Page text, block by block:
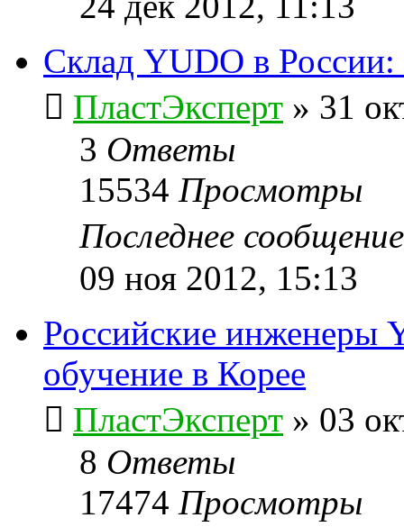
Склад YUDO в России:
ПластЭксперт » 31
3 Ответы
15534 Просмотры
Последнее
09 ноя 2012, 15:13
Российские инженеры
обучение в Корее
ПластЭксперт » 03
8 Ответы
17474 Просмотры